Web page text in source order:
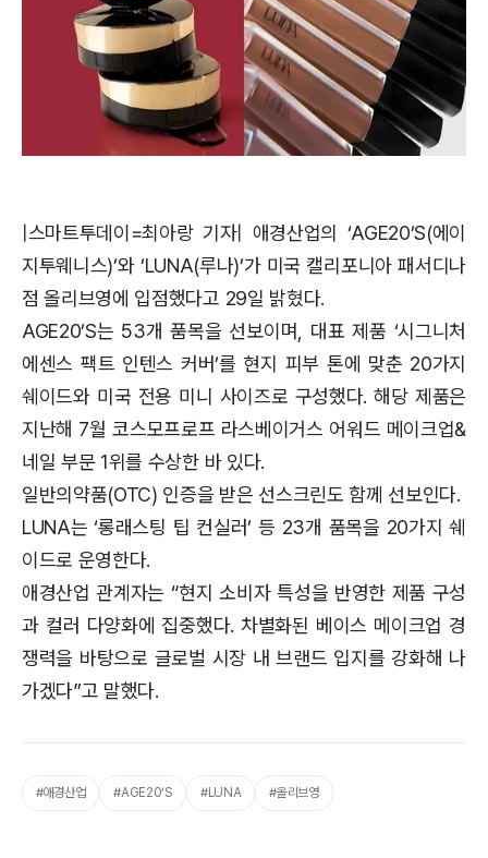
|스마트투데이=최아랑 기자| 애경산업의 ‘AGE20’S(에이
지투웨니스)’와 ’LUNA(루나)’가 미국 캘리포니아 패서디나
점 올리브영에 입점했다고 29일 밝혔다.
AGE20’S는 53개 품목을 선보이며, 대표 제품 ‘시그니처
에센스 팩트 인텐스 커버’를 현지 피부 톤에 맞춘 20가지
쉐이드와 미국 전용 미니 사이즈로 구성했다. 해당 제품은
지난해 7월 코스모프로프 라스베이거스 어워드 메이크업&
네일 부문 1위를 수상한 바 있다.
일반의약품(OTC) 인증을 받은 선스크린도 함께 선보인다.
LUNA는 ‘롱래스팅 팁 컨실러’ 등 23개 품목을 20가지 쉐
이드로 운영한다.
애경산업 관계자는 “현지 소비자 특성을 반영한 제품 구성
과 컬러 다양화에 집중했다. 차별화된 베이스 메이크업 경
쟁력을 바탕으로 글로벌 시장 내 브랜드 입지를 강화해 나
가겠다”고 말했다.
#애경산업 #AGE20’S #LUNA #올리브영